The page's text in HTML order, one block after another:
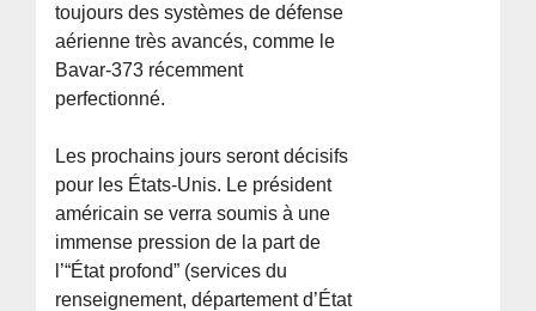
toujours des systèmes de défense
aérienne très avancés, comme le
Bavar-373 récemment
perfectionné.
Les prochains jours seront décisifs
pour les États-Unis. Le président
américain se verra soumis à une
immense pression de la part de
l’“État profond” (services du
renseignement, département d’État